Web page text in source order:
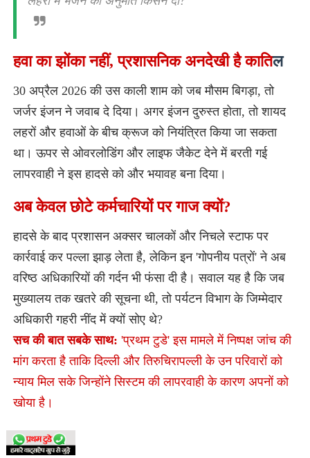
हवा का झोंका नहीं, प्रशासनिक अनदेखी है कातिल
​30 अप्रैल 2026 की उस काली शाम को जब मौसम बिगड़ा, तो
जर्जर इंजन ने जवाब दे दिया। अगर इंजन दुरुस्त होता, तो शायद
लहरों और हवाओं के बीच क्रूज को नियंत्रित किया जा सकता
था। ऊपर से ओवरलोडिंग और लाइफ जैकेट देने में बरती गई
लापरवाही ने इस हादसे को और भयावह बना दिया।
अब केवल छोटे कर्मचारियों पर गाज क्यों?
​हादसे के बाद प्रशासन अक्सर चालकों और निचले स्टाफ पर
कार्रवाई कर पल्ला झाड़ लेता है, लेकिन इन 'गोपनीय पत्रों' ने अब
वरिष्ठ अधिकारियों की गर्दन भी फंसा दी है। सवाल यह है कि जब
मुख्यालय तक खतरे की सूचना थी, तो पर्यटन विभाग के जिम्मेदार
अधिकारी गहरी नींद में क्यों सोए थे?
सच की बात सबके साथ: 'प्रथम टुडे' इस मामले में निष्पक्ष जांच की
मांग करता है ताकि दिल्ली और तिरुचिरापल्ली के उन परिवारों को
न्याय मिल सके जिन्होंने सिस्टम की लापरवाही के कारण अपनों को
खोया है।